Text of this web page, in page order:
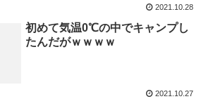
2021.10.28
初めて気温0℃の中でキャンプし
たんだがｗｗｗｗ
2021.10.27